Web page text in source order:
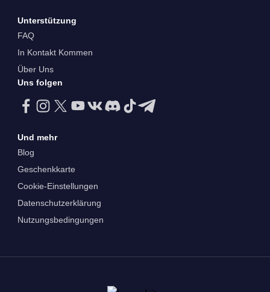
Unterstützung
FAQ
In Kontakt Kommen
Über Uns
Uns folgen
Und mehr
Blog
Geschenkkarte
Cookie-Einstellungen
Datenschutzerklärung
Nutzungsbedingungen